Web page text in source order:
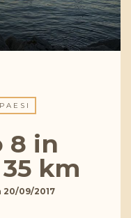
PAESI
8 in
km
20/09/2017